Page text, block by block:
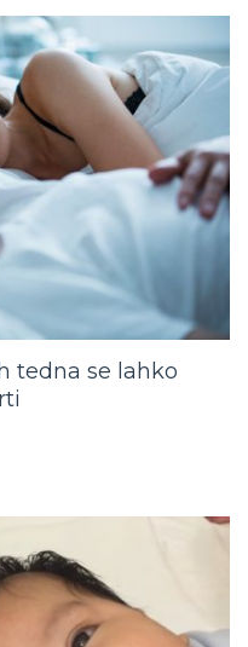
tedna se lahko